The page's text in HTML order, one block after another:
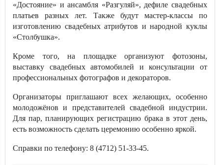
«Достояние» и ансамбля «Разгуляй», дефиле свадебных
платьев разных лет. Также будут мастер-классы по
изготовлению свадебных атрибутов и народной куклы
«Столбушка».
Кроме того, на площадке организуют фотозоны,
выставку свадебных автомобилей и консультации от
профессиональных фотографов и декораторов.
Организаторы приглашают всех желающих, особенно
молодожёнов и представителей свадебной индустрии.
Для пар, планирующих регистрацию брака в этот день,
есть возможность сделать церемонию особенно яркой.
Справки по телефону: 8 (4712) 51-33-45.